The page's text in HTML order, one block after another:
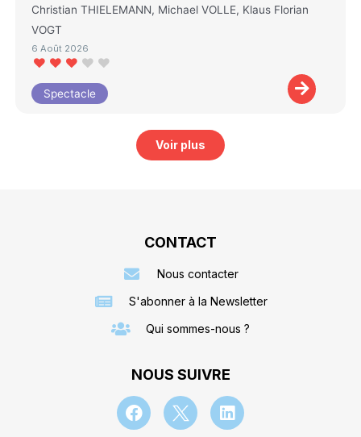
Christian THIELEMANN, Michael VOLLE, Klaus Florian
VOGT
6 Août 2026
Spectacle
Voir plus
CONTACT
Nous contacter
S'abonner à la Newsletter
Qui sommes-nous ?
NOUS SUIVRE